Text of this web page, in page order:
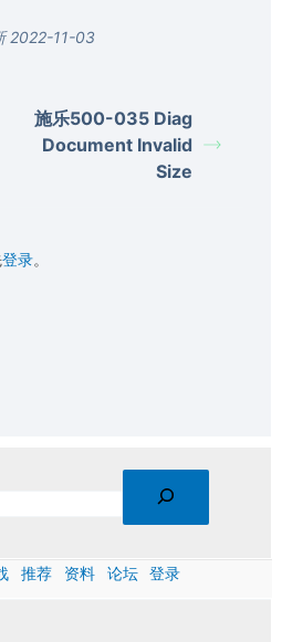
2022-11-03
施乐500-035 Diag
Document Invalid
Size
登录。
推荐 资料 论坛 登录